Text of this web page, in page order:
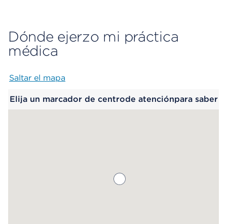
Dónde ejerzo mi práctica
médica
Saltar el mapa
Elija un marcador de centrode atenciónpara saber